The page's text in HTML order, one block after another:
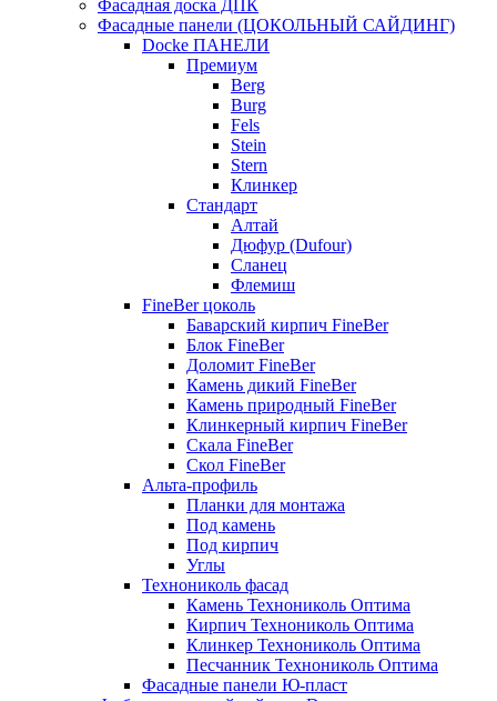
Фасадная доска ДПК
Фасадные панели (ЦОКОЛЬНЫЙ САЙДИНГ)
Docke ПАНЕЛИ
Премиум
Berg
Burg
Fels
Stein
Stern
Клинкер
Стандарт
Алтай
Дюфур (Dufour)
Сланец
Флемиш
FineBer цоколь
Баварский кирпич FineBer
Блок FineBer
Доломит FineBer
Камень дикий FineBer
Камень природный FineBer
Клинкерный кирпич FineBer
Скала FineBer
Скол FineBer
Альта-профиль
Планки для монтажа
Под камень
Под кирпич
Углы
Технониколь фасад
Камень Технониколь Оптима
Кирпич Технониколь Оптима
Клинкер Технониколь Оптима
Песчанник Технониколь Оптима
Фасадные панели Ю-пласт